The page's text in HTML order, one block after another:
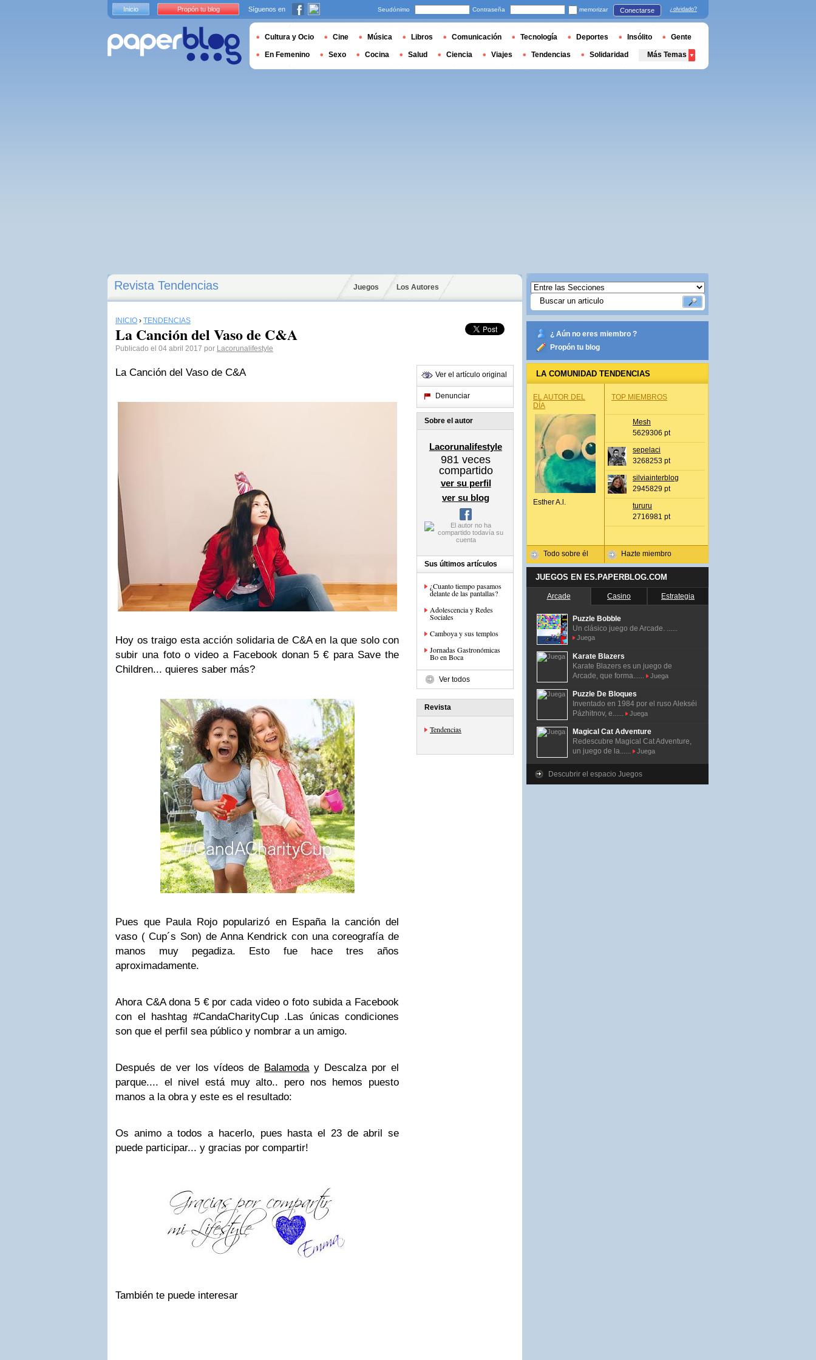
Revista Tendencias Juegos Los Autores
INICIO › TENDENCIAS
La Canción del Vaso de C&A
Publicado el 04 abril 2017 por Lacorunalifestyle
La Canción del Vaso de C&A
Hoy os traigo esta acción solidaria de C&A en la que solo con
subir una foto o video a Facebook donan 5 € para Save the
Children... quieres saber más?
Pues que Paula Rojo popularizó en España la canción del
vaso ( Cup´s Son) de Anna Kendrick con una coreografía de
manos muy pegadiza. Esto fue hace tres años
aproximadamente.
Ahora C&A dona 5 € por cada video o foto subida a Facebook
con el hashtag #CandaCharityCup .Las únicas condiciones
son que el perfil sea público y nombrar a un amigo.
Después de ver los vídeos de Balamoday Descalza por el
parque.... el nivel está muy alto.. pero nos hemos puesto
manos a la obra y este es el resultado:
Os animo a todos a hacerlo, pues hasta el 23 de abril se
puede participar... y gracias por compartir!
También te puede interesar
Ver el artículo original
Denunciar
Sobre el autor
Lacorunalifestyle
981 veces
compartido
ver su perfil
ver su blog
Sus últimos artículos
¿Cuanto tiempo pasamos
delante de las pantallas?
Adolescencia y Redes
Sociales
Camboya y sus templos
Jornadas Gastronómicas
Bo en Boca
Ver todos
Revista
Tendencias
¿ Aún no eres miembro ?
Propón tu blog
LA COMUNIDAD TENDENCIAS
EL AUTOR DEL
DÍA
Esther A.l.
Todo sobre él
TOP MIEMBROS
Mesh
5629306 pt
sepelaci
3268253 pt
silviainterblog
2945829 pt
tururu
2716981 pt
Hazte miembro
JUEGOS EN ES.PAPERBLOG.COM
Arcade Casino Estrategia
Puzzle Bobble
Un clásico juego de Arcade. ......
Juega
Karate Blazers
Karate Blazers es un juego de
Arcade, que forma......
Juega
Puzzle De Bloques
Inventado en 1984 por el ruso Alekséi
Pázhitnov, e......
Juega
Magical Cat Adventure
Redescubre Magical Cat Adventure,
un juego de la......
Juega
Descubrir el espacio Juegos
Inicio Propón tu blog Síguenos en Seudónimo Contraseña memorizar Conectarse ¿olvidado?
Cultura y Ocio Cine Música Libros Comunicación Tecnología Deportes Insólito Gente
En Femenino Sexo Cocina Salud Ciencia Viajes Tendencias Solidaridad Más Temas